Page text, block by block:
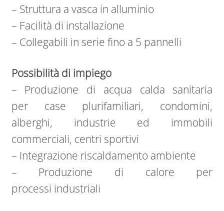
– Struttura a vasca in alluminio
– Facilità di installazione
– Collegabili in serie fino a 5 pannelli
Possibilità di impiego
– Produzione di acqua calda sanitaria
per case plurifamiliari, condomini,
alberghi, industrie ed immobili
commerciali, centri sportivi
– Integrazione riscaldamento ambiente
– Produzione di calore per
processi industriali